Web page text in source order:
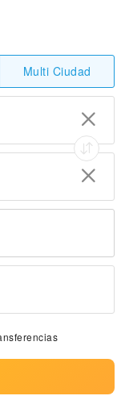
Multi Ciudad